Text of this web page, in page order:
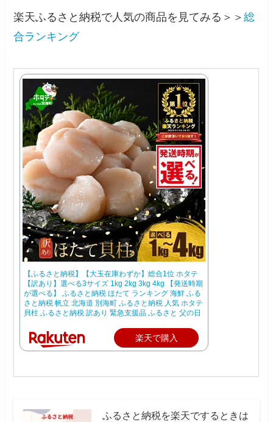
楽天ふるさと納税で人気の商品を見てみる＞＞総
合ランキング
【ふるさと納税】【大玉在庫わずか】総合1位 ホタテ
【訳あり】選べる3サイズ 1kg 2kg 3kg 4kg 【発送時期
が選べる】 ふるさと納税 ほたて ランキング 海鮮 ふる
さと納税 帆立 北海道 別海町 ふるさと納税 人気 ホタテ
貝柱 ふるさと納税 訳あり 緊急支援品 ふるさと 父の日
楽天で購入
ふるさと納税を楽天でするときは